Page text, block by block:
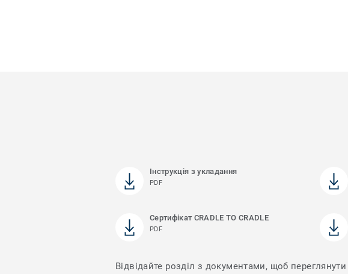
Інструкція з укладання
PDF
Сертифікат CRADLE TO CRADLE
PDF
Відвідайте розділ з документами, щоб переглянути